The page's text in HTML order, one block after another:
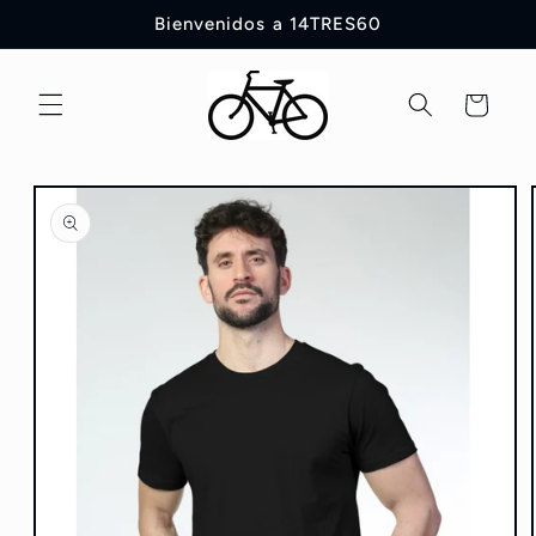
al contenido
Bienvenidos a 14TRES60
Carrito
directamente
información
del producto